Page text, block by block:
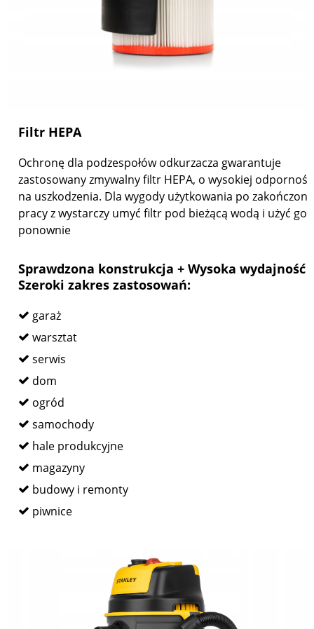
Filtr HEPA
Ochronę dla podzespołów odkurzacza gwarantuje
zastosowany zmywalny filtr HEPA, o wysokiej
na uszkodzenia. Dla wygody użytkowania po
pracy z wystarczy umyć filtr pod bieżącą wodą i użyć go
ponownie
Sprawdzona konstrukcja + Wysoka wydajność
Szeroki zakres zastosowań:
garaż
warsztat
serwis
dom
ogród
samochody
hale produkcyjne
magazyny
budowy i remonty
piwnice